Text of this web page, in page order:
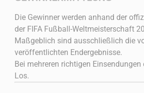
Die Gewinner werden anhand der
der FIFA Fußball-Weltmeisterschaft
Maßgeblich sind ausschließlich die
veröffentlichten Endergebnisse.
Bei mehreren richtigen
Los.